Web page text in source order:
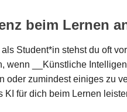
beim Lernen
Student*in stehst du oft
wenn __Künstliche
oder zumindest einiges zu
KI für dich beim Lernen